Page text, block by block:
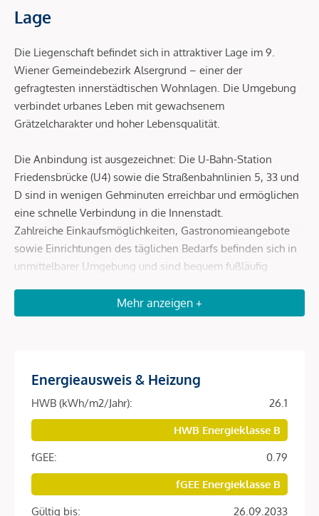
Lage
Die Liegenschaft befindet sich in attraktiver Lage im 9.
Wiener Gemeindebezirk Alsergrund – einer der
gefragtesten innerstädtischen Wohnlagen. Die Umgebung
verbindet urbanes Leben mit gewachsenem
Grätzelcharakter und hoher Lebensqualität.
Die Anbindung ist ausgezeichnet: Die U-Bahn-Station
Friedensbrücke (U4) sowie die Straßenbahnlinien 5, 33 und
D sind in wenigen Gehminuten erreichbar und ermöglichen
eine schnelle Verbindung in die Innenstadt.
Zahlreiche Einkaufsmöglichkeiten, Gastronomieangebote
sowie Einrichtungen des täglichen Bedarfs befinden sich in
unmittelbarer Umgebung und sind bequem fußläufig
Erholungs- und Freizeitmöglichkeiten wie der Augarten
sowie kulturelle Einrichtungen runden die hervorragende
Beschreibung *
Diese hochwertig ausgestattete Wohnung befindet sich im
fertiggestellten NeubauprojektSOPHIEin begehrter Lage
des 9. Wiener Gemeindebezirks.
Die Einheit überzeugt durch ein modernes Wohnkonzept,
helle Räume und eine angenehme Wohnatmosphäre.
Mehr anzeigen +
Energieausweis & Heizung
HWB (kWh/m2/Jahr):
26.1
HWB Energieklasse B
fGEE:
0.79
fGEE Energieklasse B
Gültig bis:
26.09.2033